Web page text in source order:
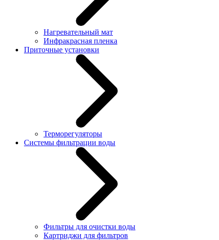
Нагревательный мат
Инфракрасная пленка
Приточные установки
Терморегуляторы
Системы фильтрации воды
Фильтры для очистки воды
Картриджи для фильтров